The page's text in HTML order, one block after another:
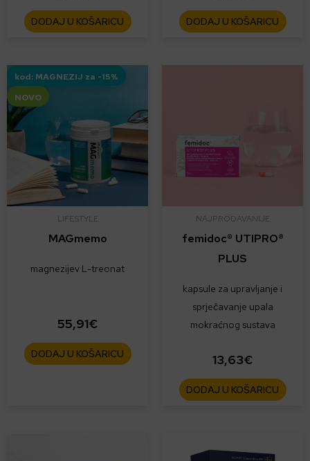
DODAJ U KOŠARICU DODAJ U KOŠARICU
kod: MAGNEZIJ za -15%
NOVO
LIFESTYLE
MAGmemo
magnezijev L-treonat
55,91€
DODAJ U KOŠARICU
NAJPRODAVANIJE
femidoc® UTIPRO®
PLUS
kapsule za upravljanje i
sprječavanje upala
mokraćnog sustava
13,63€
DODAJ U KOŠARICU